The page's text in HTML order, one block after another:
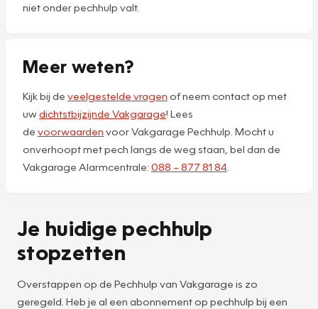
niet onder pechhulp valt.
Meer weten?
Kijk bij de veelgestelde vragen of neem contact op met
uwdichtstbijzijnde Vakgarage! Lees
de voorwaarden voor Vakgarage Pechhulp. Mocht u
onverhoopt met pech langs de weg staan, bel dan de
Vakgarage Alarmcentrale: 088 – 877 81 84
Je huidige pechhulp
stopzetten
Overstappen op de Pechhulp van Vakgarage is zo
geregeld. Heb je al een abonnement op pechhulp bij een